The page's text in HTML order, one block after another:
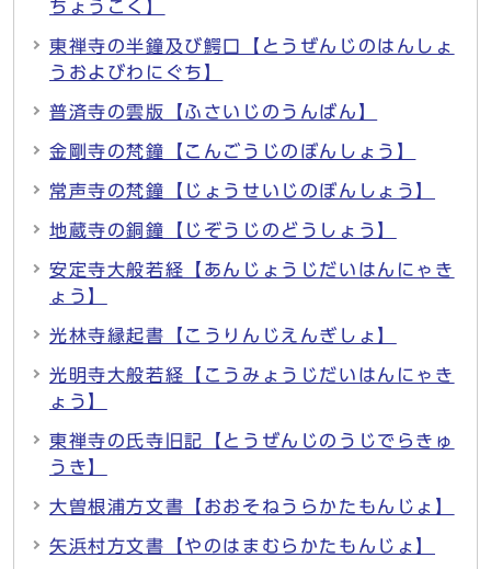
ちょうこく】
東禅寺の半鐘及び鰐口【とうぜんじのはんしょ
うおよびわにぐち】
普済寺の雲版【ふさいじのうんばん】
金剛寺の梵鐘【こんごうじのぼんしょう】
常声寺の梵鐘【じょうせいじのぼんしょう】
地蔵寺の銅鐘【じぞうじのどうしょう】
安定寺大般若経【あんじょうじだいはんにゃき
ょう】
光林寺縁起書【こうりんじえんぎしょ】
光明寺大般若経【こうみょうじだいはんにゃき
ょう】
東禅寺の氏寺旧記【とうぜんじのうじでらきゅ
うき】
大曽根浦方文書【おおそねうらかたもんじょ】
矢浜村方文書【やのはまむらかたもんじょ】